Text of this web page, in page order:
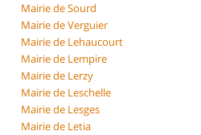
Mairie de Sourd
Mairie de Verguier
Mairie de Lehaucourt
Mairie de Lempire
Mairie de Lerzy
Mairie de Leschelle
Mairie de Lesges
Mairie de Letia